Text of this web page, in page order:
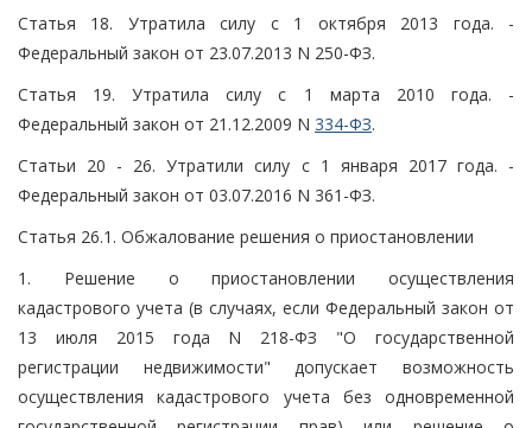
Статья 18. Утратила силу с 1 октября 2013 года. -
Федеральный закон от 23.07.2013 N 250-ФЗ.
Статья 19. Утратила силу с 1 марта 2010 года. -
Федеральный закон от 21.12.2009 N 334-ФЗ.
Статьи 20 - 26. Утратили силу с 1 января 2017 года. -
Федеральный закон от 03.07.2016 N 361-ФЗ.
Статья 26.1. Обжалование решения о приостановлении
1. Решение о приостановлении осуществления
кадастрового учета (в случаях, если Федеральный закон от
13 июля 2015 года N 218-ФЗ "О государственной
регистрации недвижимости" допускает возможность
осуществления кадастрового учета без одновременной